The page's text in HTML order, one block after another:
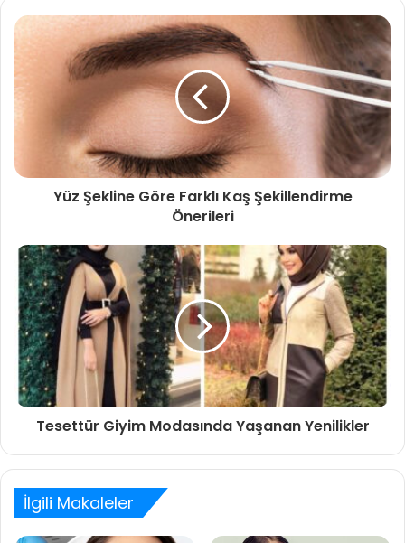
Yüz Şekline Göre Farklı Kaş Şekillendirme
Önerileri
Tesettür Giyim Modasında Yaşanan Yenilikler
İlgili Makaleler